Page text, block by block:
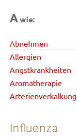
Awie:
Abnehmen
Allergien
Angstkrankheiten
Aromatherapie
Arterienverkalkung
Influenza